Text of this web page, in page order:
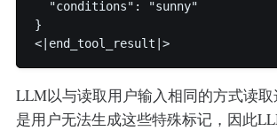
  "conditions": "sunny"
}
<|end_tool_result|>
LLM以与读取用户输入相同的方式读
是用户无法生成这些特殊标记，因此